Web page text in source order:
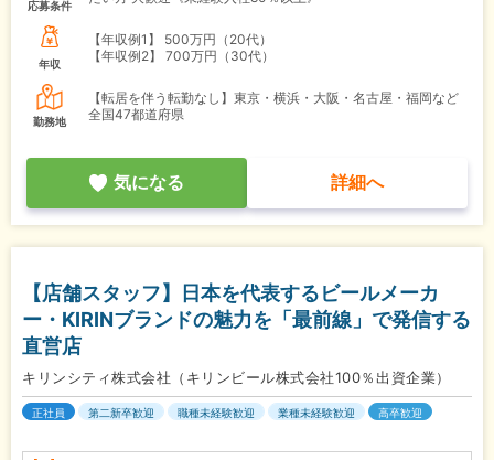
応募条件
年収
【年収例1】
500万円（20代）
【年収例2】
700万円（30代）
勤務地
【転居を伴う転勤なし】東京・横浜・大阪・名古屋・福岡など
全国47都道府県
気になる 詳細へ
【店舗スタッフ】日本を代表するビールメーカ
ー・KIRINブランドの魅力を「最前線」で発信する
直営店
キリンシティ株式会社（キリンビール株式会社100％出資企業）
正社員 第二新卒歓迎 職種未経験歓迎 業種未経験歓迎 高卒歓迎